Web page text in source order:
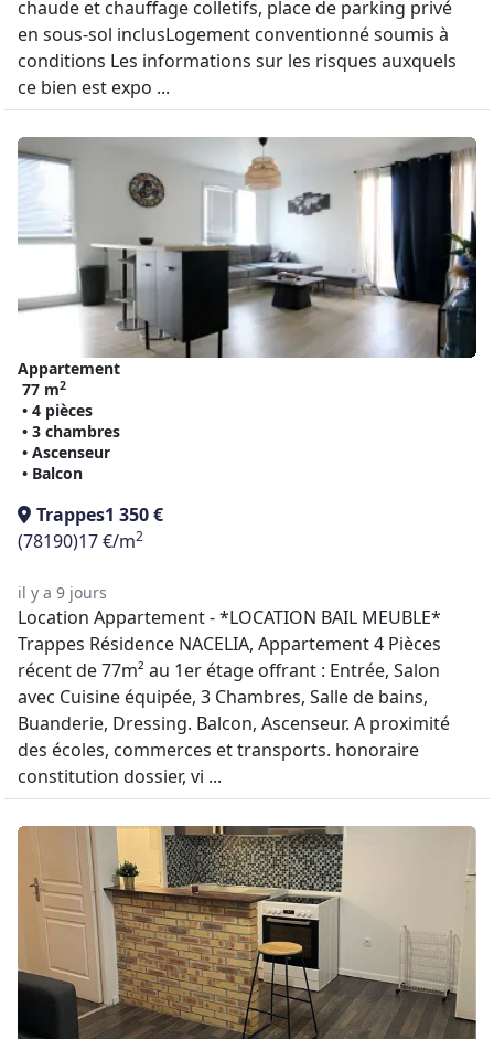
chaude et chauffage colletifs, place de parking privé
en sous-sol inclusLogement conventionné soumis à
conditions Les informations sur les risques auxquels
ce bien est expo ...
Appartement
77 m2
• 4 pièces
• 3 chambres
• Ascenseur
• Balcon
Trappes1 350 €
(78190)17 €/m2
il y a 9 jours
Location Appartement - *LOCATION BAIL MEUBLE*
Trappes Résidence NACELIA, Appartement 4 Pièces
récent de 77m² au 1er étage offrant : Entrée, Salon
avec Cuisine équipée, 3 Chambres, Salle de bains,
Buanderie, Dressing. Balcon, Ascenseur. A proximité
des écoles, commerces et transports. honoraire
constitution dossier, vi ...